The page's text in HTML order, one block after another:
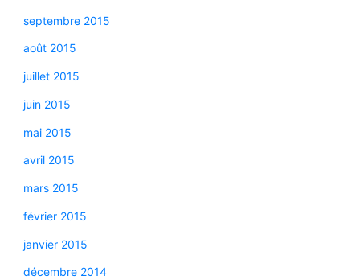
septembre 2015
août 2015
juillet 2015
juin 2015
mai 2015
avril 2015
mars 2015
février 2015
janvier 2015
décembre 2014